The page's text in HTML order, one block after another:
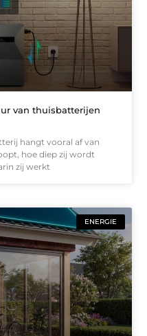
van thuisbatterijen
hangt vooral af van
hoe diep zij wordt
zij werkt
ENERGIE